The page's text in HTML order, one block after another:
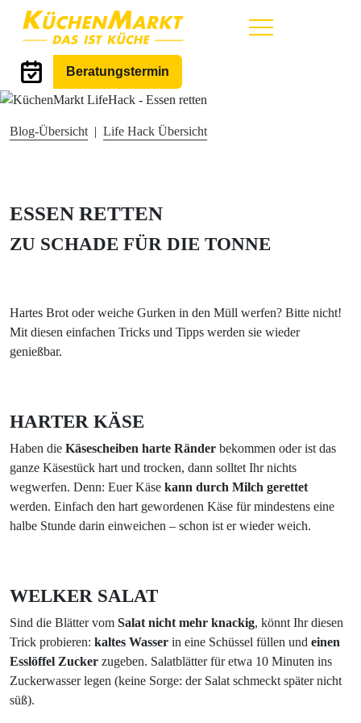
Hauptmenü
Beratungstermin
Blog-Übersicht | Life Hack Übersicht
ESSEN RETTEN
ZU SCHADE FÜR DIE TONNE
Hartes Brot oder weiche Gurken in den Müll werfen? Bitte nicht!
Mit diesen einfachen Tricks und Tipps werden sie wieder
genießbar.
HARTER KÄSE
Haben die Käsescheiben harte Ränder bekommen oder ist das
ganze Käsestück hart und trocken, dann solltet Ihr nichts
wegwerfen. Denn: Euer Käse kann durch Milch gerettet
werden. Einfach den hart gewordenen Käse für mindestens eine
halbe Stunde darin einweichen – schon ist er wieder weich.
WELKER SALAT
Sind die Blätter vom Salat nicht mehr knackig, könnt Ihr diesen
Trick probieren: kaltes Wasser in eine Schüssel füllen und einen
Esslöffel Zucker zugeben. Salatblätter für etwa 10 Minuten ins
Zuckerwasser legen (keine Sorge: der Salat schmeckt später nicht
süß).